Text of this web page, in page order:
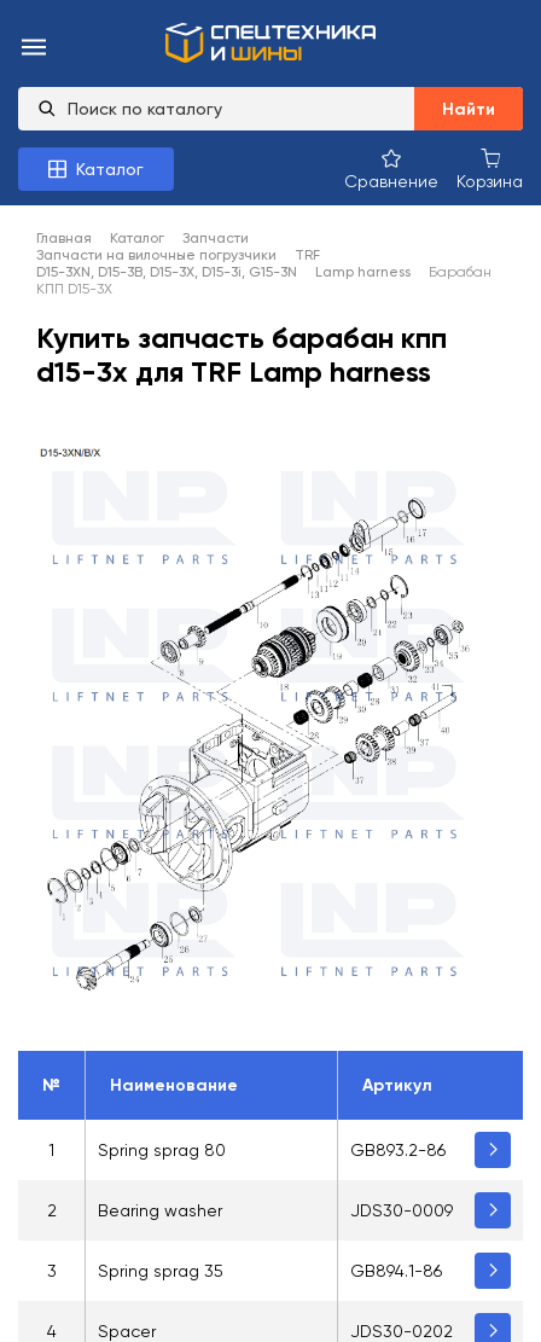
Найти
Каталог
Сравнение Корзина
Главная Каталог
Запчасти
Запчасти на вилочные погрузчики
TRF
D15-3XN, D15-3B, D15-3X, D15-3i, G15-3N
Lamp harness
Барабан
КПП D15-3X
Купить запчасть барабан кпп
d15-3x для TRF Lamp harness
№ Наименование Артикул
1 Spring sprag 80 GB893.2-86
2 Bearing washer JDS30-0009
3 Spring sprag 35 GB894.1-86
4 Spacer JDS30-0202